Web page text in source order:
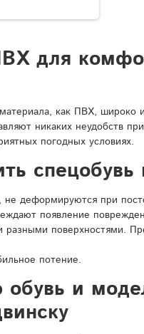
для
как ПВХ, широко
никаких неудобств
погодных условиях.
спецобувь
деформируются при
появление
поверхностями.
потение.
обувь и